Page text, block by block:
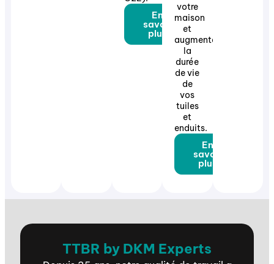
En
savoir
plus
votre
maison
et
augmente
la
durée
de vie
de
vos
tuiles
et
enduits.
En
savoir
plus
TTBR by DKM Experts